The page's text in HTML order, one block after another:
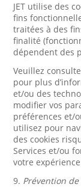
JET utilise des
fins
traitées à des
finalité
dépendent des
Veuillez
pour plus
et/ou des
modifier vos
préférences et/
utilisez pour
des cookies
Services et/ou
votre
9. Prévention